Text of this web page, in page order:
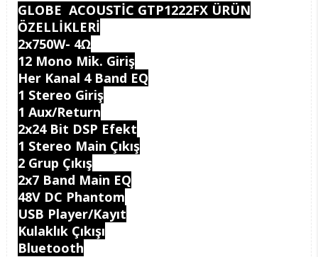
GLOBE ACOUSTİC GTP1222FX ÜRÜN
ÖZELLİKLERİ
2x750W- 4Ω
12 Mono Mik. Giriş
Her Kanal 4 Band EQ
1 Stereo Giriş
1 Aux/Return
2x24 Bit DSP Efekt
1 Stereo Main Çıkış
2 Grup Çıkış
2x7 Band Main EQ
48V DC Phantom
USB Player/Kayıt
Kulaklık Çıkışı
Bluetooth